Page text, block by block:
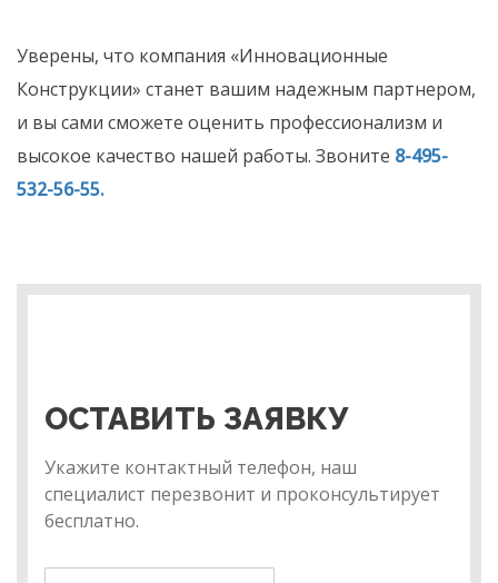
Уверены, что компания «Инновационные
Конструкции» станет вашим надежным партнером,
и вы сами сможете оценить профессионализм и
высокое качество нашей работы. Звоните 8-495-
532-56-55.
ОСТАВИТЬ ЗАЯВКУ
Укажите контактный телефон, наш
специалист перезвонит и проконсультирует
бесплатно.